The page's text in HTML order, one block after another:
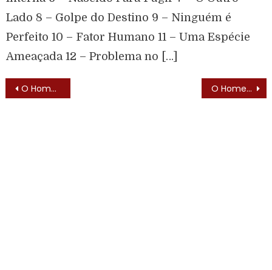
Lado 8 – Golpe do Destino 9 – Ninguém é
Perfeito 10 – Fator Humano 11 – Uma Espécie
Ameaçada 12 – Problema no […]
O Homem de Verde (Green Hornet – 1967) O Homem de Verde (Green Hornet – 1967) – Elenco